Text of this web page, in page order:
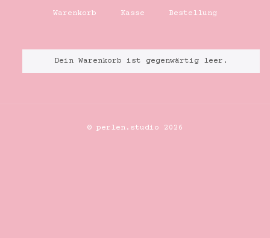
Warenkorb Kasse Bestellung
Dein Warenkorb ist gegenwärtig leer.
© perlen.studio 2026